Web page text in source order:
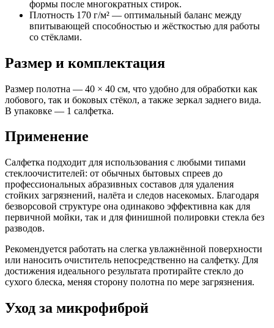
формы после многократных стирок.
Плотность 170 г/м² — оптимальный баланс между
впитывающей способностью и жёсткостью для работы
со стёклами.
Размер и комплектация
Размер полотна — 40 × 40 см, что удобно для обработки как
лобового, так и боковых стёкол, а также зеркал заднего вида.
В упаковке — 1 салфетка.
Применение
Салфетка подходит для использования с любыми типами
стеклоочистителей: от обычных бытовых спреев до
профессиональных абразивных составов для удаления
стойких загрязнений, налёта и следов насекомых. Благодаря
безворсовой структуре она одинаково эффективна как для
первичной мойки, так и для финишной полировки стекла без
разводов.
Рекомендуется работать на слегка увлажнённой поверхности
или наносить очиститель непосредственно на салфетку. Для
достижения идеального результата протирайте стекло до
сухого блеска, меняя сторону полотна по мере загрязнения.
Уход за микрофиброй